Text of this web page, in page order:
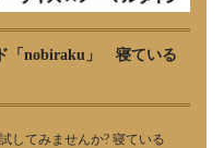
「nobiraku」 寝ている
してみませんか? 寝ている